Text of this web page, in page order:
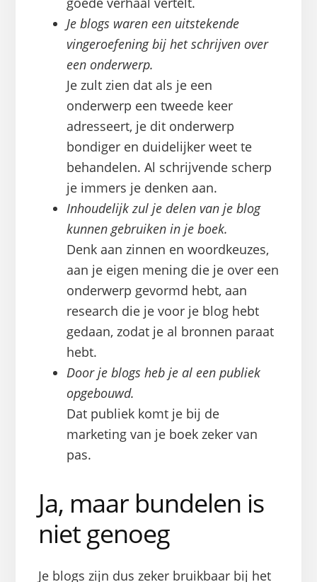
Je blogs waren een uitstekende
vingeroefening bij het schrijven over
een onderwerp.
Je zult zien dat als je een
onderwerp een tweede keer
adresseert, je dit onderwerp
bondiger en duidelijker weet te
behandelen. Al schrijvende scherp
je immers je denken aan.
Inhoudelijk zul je delen van je blog
kunnen gebruiken in je boek.
Denk aan zinnen en woordkeuzes,
aan je eigen mening die je over een
onderwerp gevormd hebt, aan
research die je voor je blog hebt
gedaan, zodat je al bronnen paraat
hebt.
Door je blogs heb je al een publiek
opgebouwd.
Dat publiek komt je bij de
marketing van je boek zeker van
pas.
Ja, maar bundelen is
niet genoeg
Je blogs zijn dus zeker bruikbaar bij het